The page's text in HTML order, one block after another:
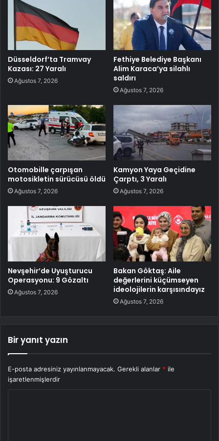
Düsseldorf’ta Tramvay
Kazası: 27 Yaralı
Ağustos 7, 2026
Fethiye Belediye Başkanı
Alim Karaca’ya silahlı
saldırı
Ağustos 7, 2026
Otomobille çarpışan
motosikletin sürücüsü öldü
Ağustos 7, 2026
Kamyon Yaya Geçidine
Çarptı, 3 Yaralı
Ağustos 7, 2026
Nevşehir’de Uyuşturucu
Operasyonu: 9 Gözaltı
Ağustos 7, 2026
Bakan Göktaş: Aile
değerlerini küçümseyen
ideolojilerin karşısındayız
Ağustos 7, 2026
Bir yanıt yazın
E-posta adresiniz yayınlanmayacak. Gerekli alanlar * ile
işaretlenmişlerdir